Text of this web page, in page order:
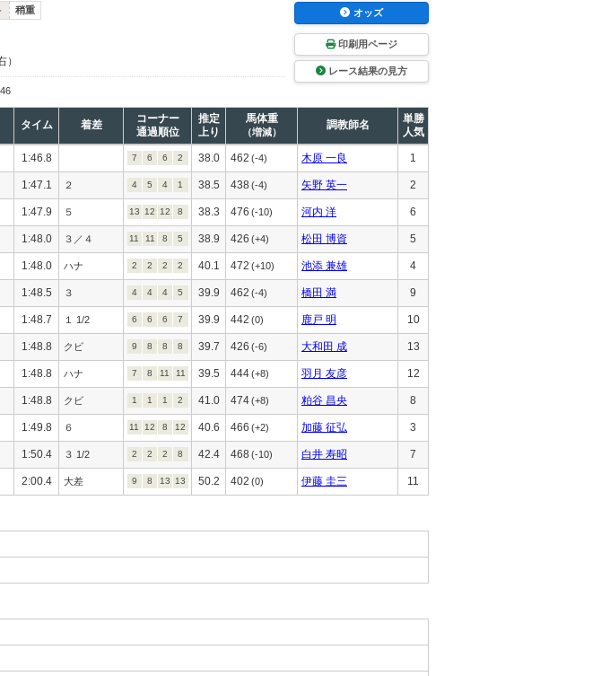
稍重
）
46
オッズ
印刷用ページ
レース結果の見方
タイム 着差
コーナー
通過順位
推定
上り
馬体重
（増減）
調教師名
単勝
人気
1:46.8 7 6 6 2 38.0 462 (-4) 木原 一良 1
1:47.1 ２ 4 5 4 1 38.5 438 (-4) 矢野 英一 2
1:47.9 ５ 13 12 12 8 38.3 476 (-10) 河内 洋 6
1:48.0 ３／４ 11 11 8 5 38.9 426 (+4) 松田 博資 5
1:48.0 ハナ 2 2 2 2 40.1 472 (+10) 池添 兼雄 4
1:48.5 ３ 4 4 4 5 39.9 462 (-4) 橋田 満 9
1:48.7 １ 1/2 6 6 6 7 39.9 442 (0) 鹿戸 明 10
1:48.8 クビ 9 8 8 8 39.7 426 (-6) 大和田 成 13
1:48.8 ハナ 7 8 11 11 39.5 444(+8) 羽月 友彦 12
1:48.8 クビ 1 1 1 2 41.0 474(+8) 粕谷 昌央 8
1:49.8 ６ 11 12 8 12 40.6 466 (+2) 加藤 征弘 3
1:50.4 ３ 1/2 2 2 2 8 42.4 468 (-10) 白井 寿昭 7
2:00.4 大差 9 8 13 13 50.2 402 (0) 伊藤 圭三 11